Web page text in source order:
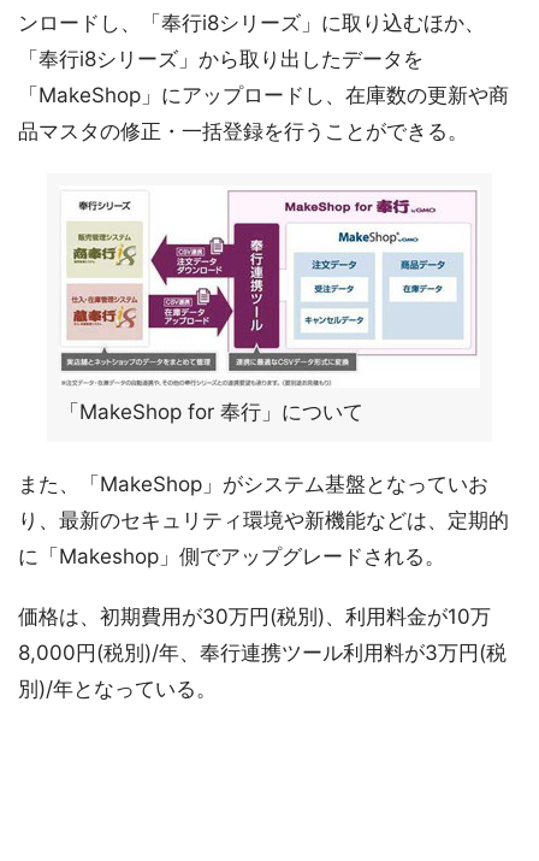
ンロードし、「奉行i8シリーズ」に取り込むほか、
「奉行i8シリーズ」から取り出したデータを
「MakeShop」にアップロードし、在庫数の更新や商
品マスタの修正・一括登録を行うことができる。
「MakeShop for 奉行」について
また、「MakeShop」がシステム基盤となっていお
り、最新のセキュリティ環境や新機能などは、定期的
に「Makeshop」側でアップグレードされる。
価格は、初期費用が30万円(税別)、利用料金が10万
8,000円(税別)/年、奉行連携ツール利用料が3万円(税
別)/年となっている。